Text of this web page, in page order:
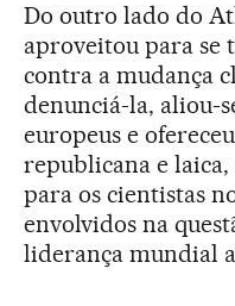
Do outro lado do
aproveitou para se
contra a mudança
denunciá-la, aliou-
europeus e
republicana e
para os cientistas
envolvidos na
liderança mundial